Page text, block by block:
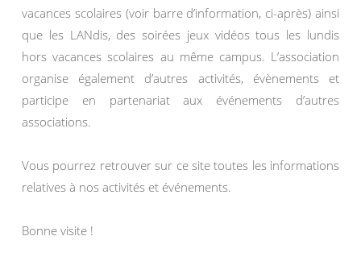
vacances scolaires (voir barre d’information, ci-après) ainsi
que les LANdis, des soirées jeux vidéos tous les lundis
hors vacances scolaires au même campus. L’association
organise également d’autres activités, évènements et
participe en partenariat aux événements d’autres
associations.
Vous pourrez retrouver sur ce site toutes les informations
relatives à nos activités et événements.
Bonne visite !